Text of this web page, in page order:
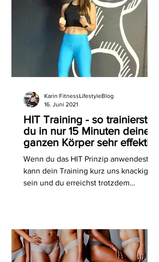
HIT Training - so trainierst
du in nur 15 Minuten deinen
ganzen Körper sehr effektiv!
Wenn du das HIT Prinzip anwendest,
kann dein Training kurz uns knackig
sein und du erreichst trotzdem
Karin FitnessLifestyleBlog
16. Juni 2021